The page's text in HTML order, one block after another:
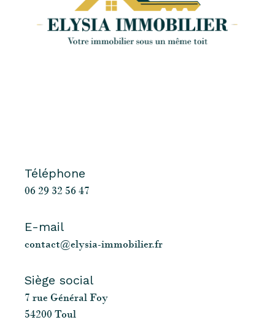
Téléphone
06 29 32 56 47
E-mail
contact@elysia-immobilier.fr
Siège social
7 rue Général Foy
54200 Toul